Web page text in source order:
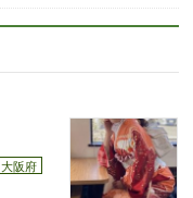
大阪府